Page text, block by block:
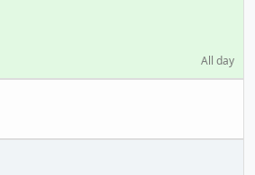
All day